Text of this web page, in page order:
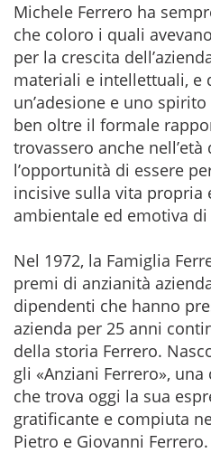
Michele Ferrero ha
che coloro i quali
per la crescita
materiali e intellettuali, e
un’adesione e uno
ben oltre il formale
trovassero anche
l’opportunità di essere
incisive sulla vita propria
ambientale ed emotiva
Nel 1972, la Famiglia
premi di anzianità
dipendenti che hanno
azienda per 25 anni
della storia Ferrero.
gli «Anziani Ferrero»,
che trova oggi la sua
gratificante e compiuta
Pietro e Giovanni Ferrero.